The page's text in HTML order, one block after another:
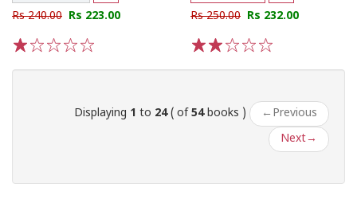
Rs 240.00 Rs 223.00
Rs 250.00 Rs 232.00
Displaying 1 to 24( of 54books ) ← Previous
Next→